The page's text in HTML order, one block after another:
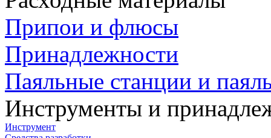
Припои и флюсы
Принадлежности
Паяльные станции и
Инструменты и
Инструмент